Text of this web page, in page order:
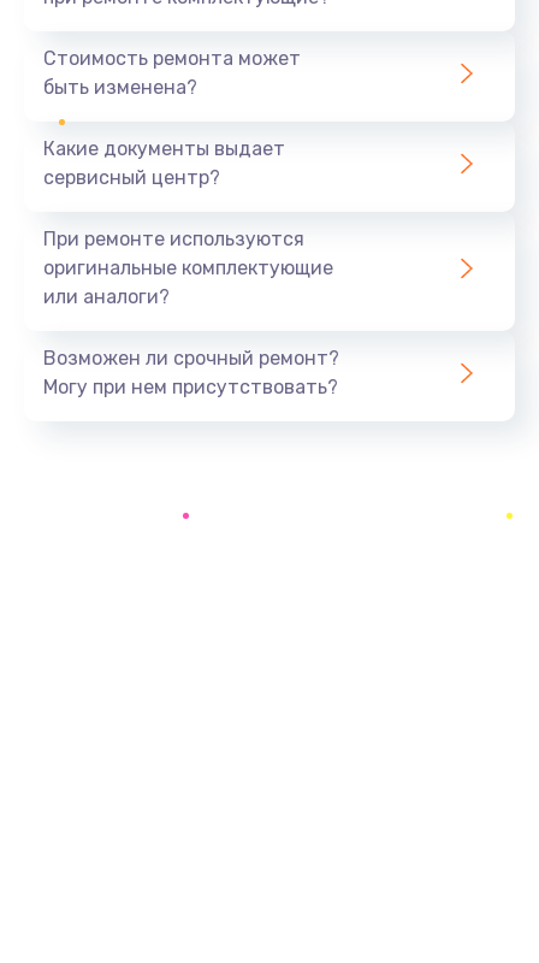
2500 руб.
Замена жесткого диска
Установка драйверов
Заказать
Стоимость ремонта может
быть изменена?
Какие документы выдает
сервисный центр?
При ремонте используются
оригинальные комплектующие
или аналоги?
Возможен ли срочный ремонт?
Могу при нем присутствовать?